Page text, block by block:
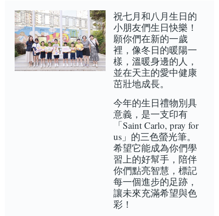
祝七月和八月生日的
小朋友們生日快樂！
願你們在新的一歲
裡，像冬日的暖陽一
樣，溫暖身邊的人，
並在天主的愛中健康
茁壯地成長。
今年的生日禮物別具
意義，是一支印有
「Saint Carlo, pray for
us」的三色螢光筆。
希望它能成為你們學
習上的好幫手，陪伴
你們點亮智慧，標記
每一個進步的足跡，
讓未來充滿希望與色
彩！